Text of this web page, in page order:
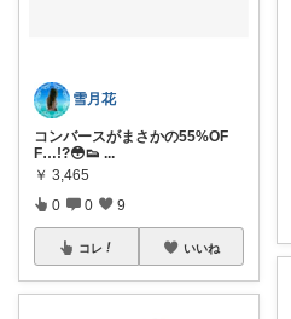
雪月花
コンバースがまさかの55%OF
F…!?😳👟 ...
￥ 3,465
0 0 9
コレ いいね